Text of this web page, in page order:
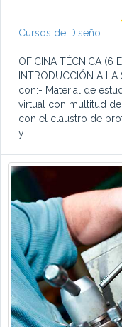
Cursos de Diseño
OFICINA TÉCNICA (6
INTRODUCCIÓN A
con:- Material de
virtual con multitud
con el claustro de
y...